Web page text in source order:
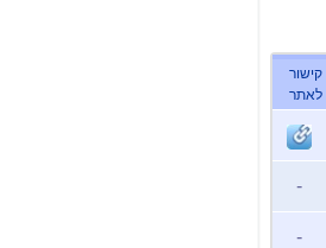
קישור
לאתר
-
-